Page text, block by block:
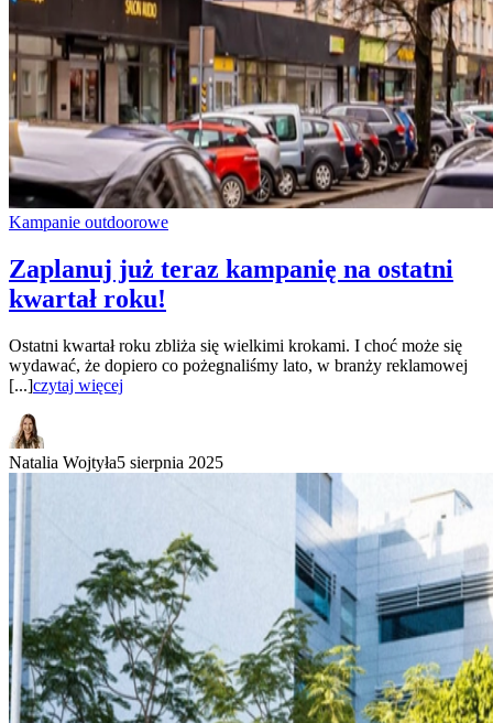
Kampanie outdoorowe
Zaplanuj już teraz kampanię na ostatni
kwartał roku!
Ostatni kwartał roku zbliża się wielkimi krokami. I choć może się
wydawać, że dopiero co pożegnaliśmy lato, w branży reklamowej
[...]czytaj więcej
Natalia Wojtyła5 sierpnia 2025